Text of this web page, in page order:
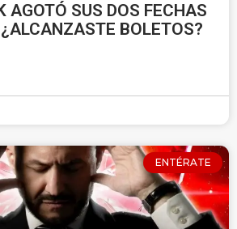
AGOTÓ SUS DOS FECHAS
BOLETOS?
ENTÉRATE